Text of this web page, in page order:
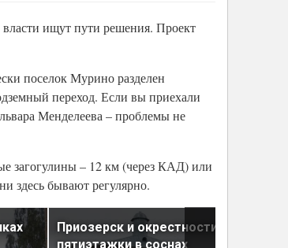
ищут пути решения. Проект
поселок Мурино разделен
переход. Если вы приехали
Менделеева – проблемы не
загогулины – 12 км (через КАД) или
здесь бывают регулярно.
Приозерск и окрестности:
пятиэтажки в соснах